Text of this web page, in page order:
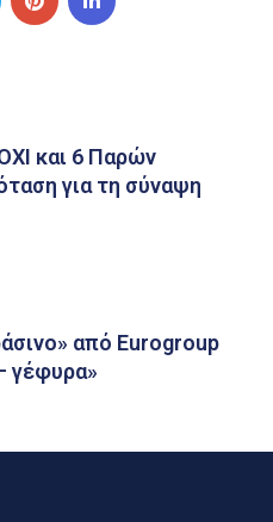
και 6 Παρών
για τη σύναψη
από Eurogroup
γέφυρα»